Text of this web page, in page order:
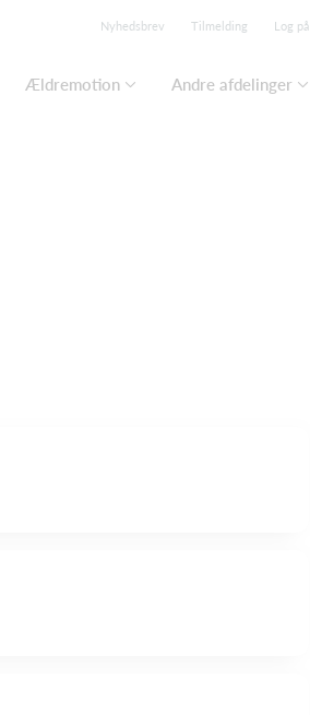
Nyhedsbrev Tilmelding Log på
Ældremotion Andre afdelinger